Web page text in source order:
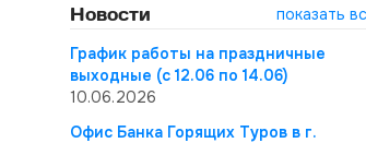
Новости
показать
График работы на праздничные
выходные (с 12.06 по 14.06)
10.06.2026
Офис Банка Горящих Туров в г.